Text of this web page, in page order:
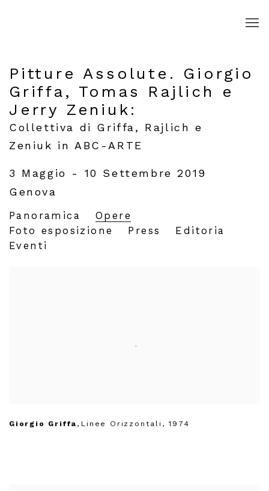
Pitture Assolute. Giorgio
Griffa, Tomas Rajlich e
Jerry Zeniuk :
Collettiva di Griffa, Rajlich e
Zeniuk in ABC-ARTE
3 Maggio - 10 Settembre 2019
Genova
Panoramica
Opere
Foto esposizione
Press
Editoria
Eventi
Giorgio Griffa , Linee Orizzontali ,1974